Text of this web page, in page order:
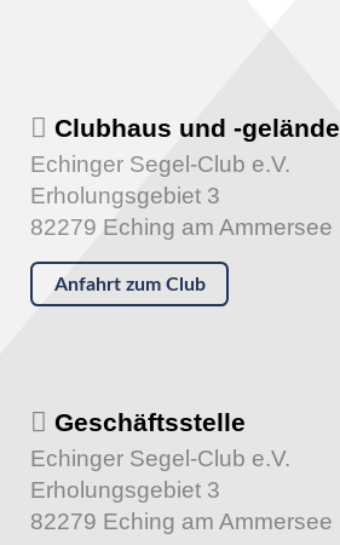
Clubhaus und -gelände
Echinger Segel-Club e.V.
Erholungsgebiet 3
82279 Eching am Ammersee
Anfahrt zum Club
Geschäftsstelle
Echinger Segel-Club e.V.
Erholungsgebiet 3
82279 Eching am Ammersee